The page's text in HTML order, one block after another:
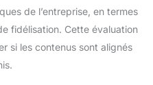
de l’entreprise, en termes
fidélisation. Cette évaluation
si les contenus sont alignés